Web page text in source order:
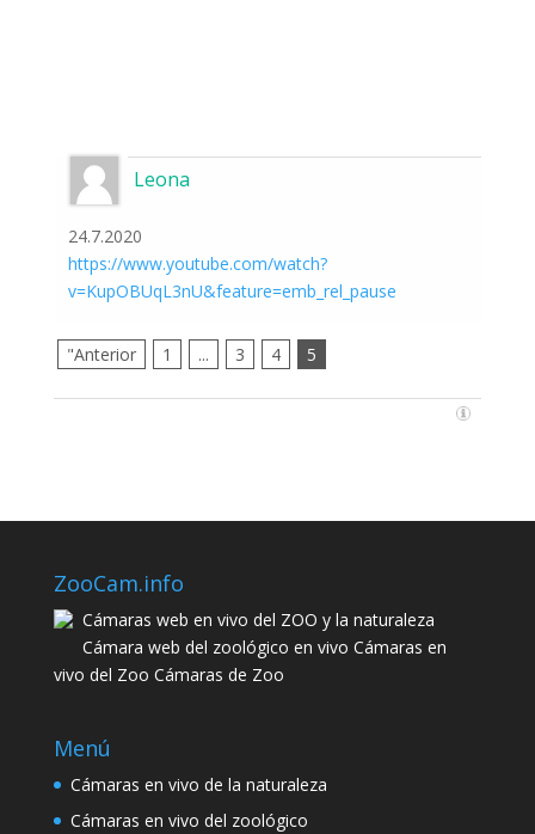
Leona
24.7.2020
https://www.youtube.com/watch?
v=KupOBUqL3nU&feature=emb_rel_pause
"Anterior 1 ... 3 4 5
ZooCam.info
Cámaras web en vivo del ZOO y la naturaleza
Cámara web del zoológico en vivo Cámaras en
vivo del Zoo Cámaras de Zoo
Menú
Cámaras en vivo de la naturaleza
Cámaras en vivo del zoológico